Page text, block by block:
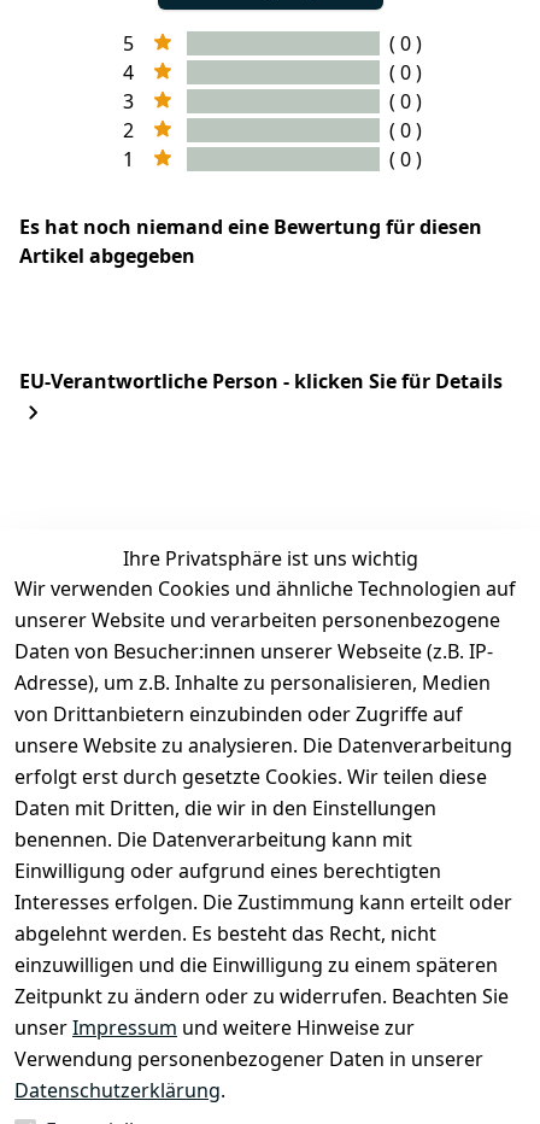
5
( 0 )
4
( 0 )
3
( 0 )
2
( 0 )
1
( 0 )
Es hat noch niemand eine Bewertung für diesen
Artikel abgegeben
EU-Verantwortliche Person - klicken Sie für Details
Ihre Privatsphäre ist uns wichtig
Wir verwenden Cookies und ähnliche Technologien auf
unserer Website und verarbeiten personenbezogene
Daten von Besucher:innen unserer Webseite (z.B. IP-
Adresse), um z.B. Inhalte zu personalisieren, Medien
von Drittanbietern einzubinden oder Zugriffe auf
unsere Website zu analysieren. Die Datenverarbeitung
erfolgt erst durch gesetzte Cookies. Wir teilen diese
Daten mit Dritten, die wir in den Einstellungen
benennen. Die Datenverarbeitung kann mit
Einwilligung oder aufgrund eines berechtigten
Interesses erfolgen. Die Zustimmung kann erteilt oder
abgelehnt werden. Es besteht das Recht, nicht
einzuwilligen und die Einwilligung zu einem späteren
Zeitpunkt zu ändern oder zu widerrufen. Beachten Sie
unserImpressum und weitere Hinweise zur
Verwendung personenbezogener Daten in unserer
Datenschutzerklärung.
Rechtliches
Impressum
AGB
Datenschutze
rklärung
Widerrufsbe
lehrung
Muster-
Widerrufsfo
rmular
Barrierefreihe
itserklärung
Kontakt
Kontakt
Registrieren